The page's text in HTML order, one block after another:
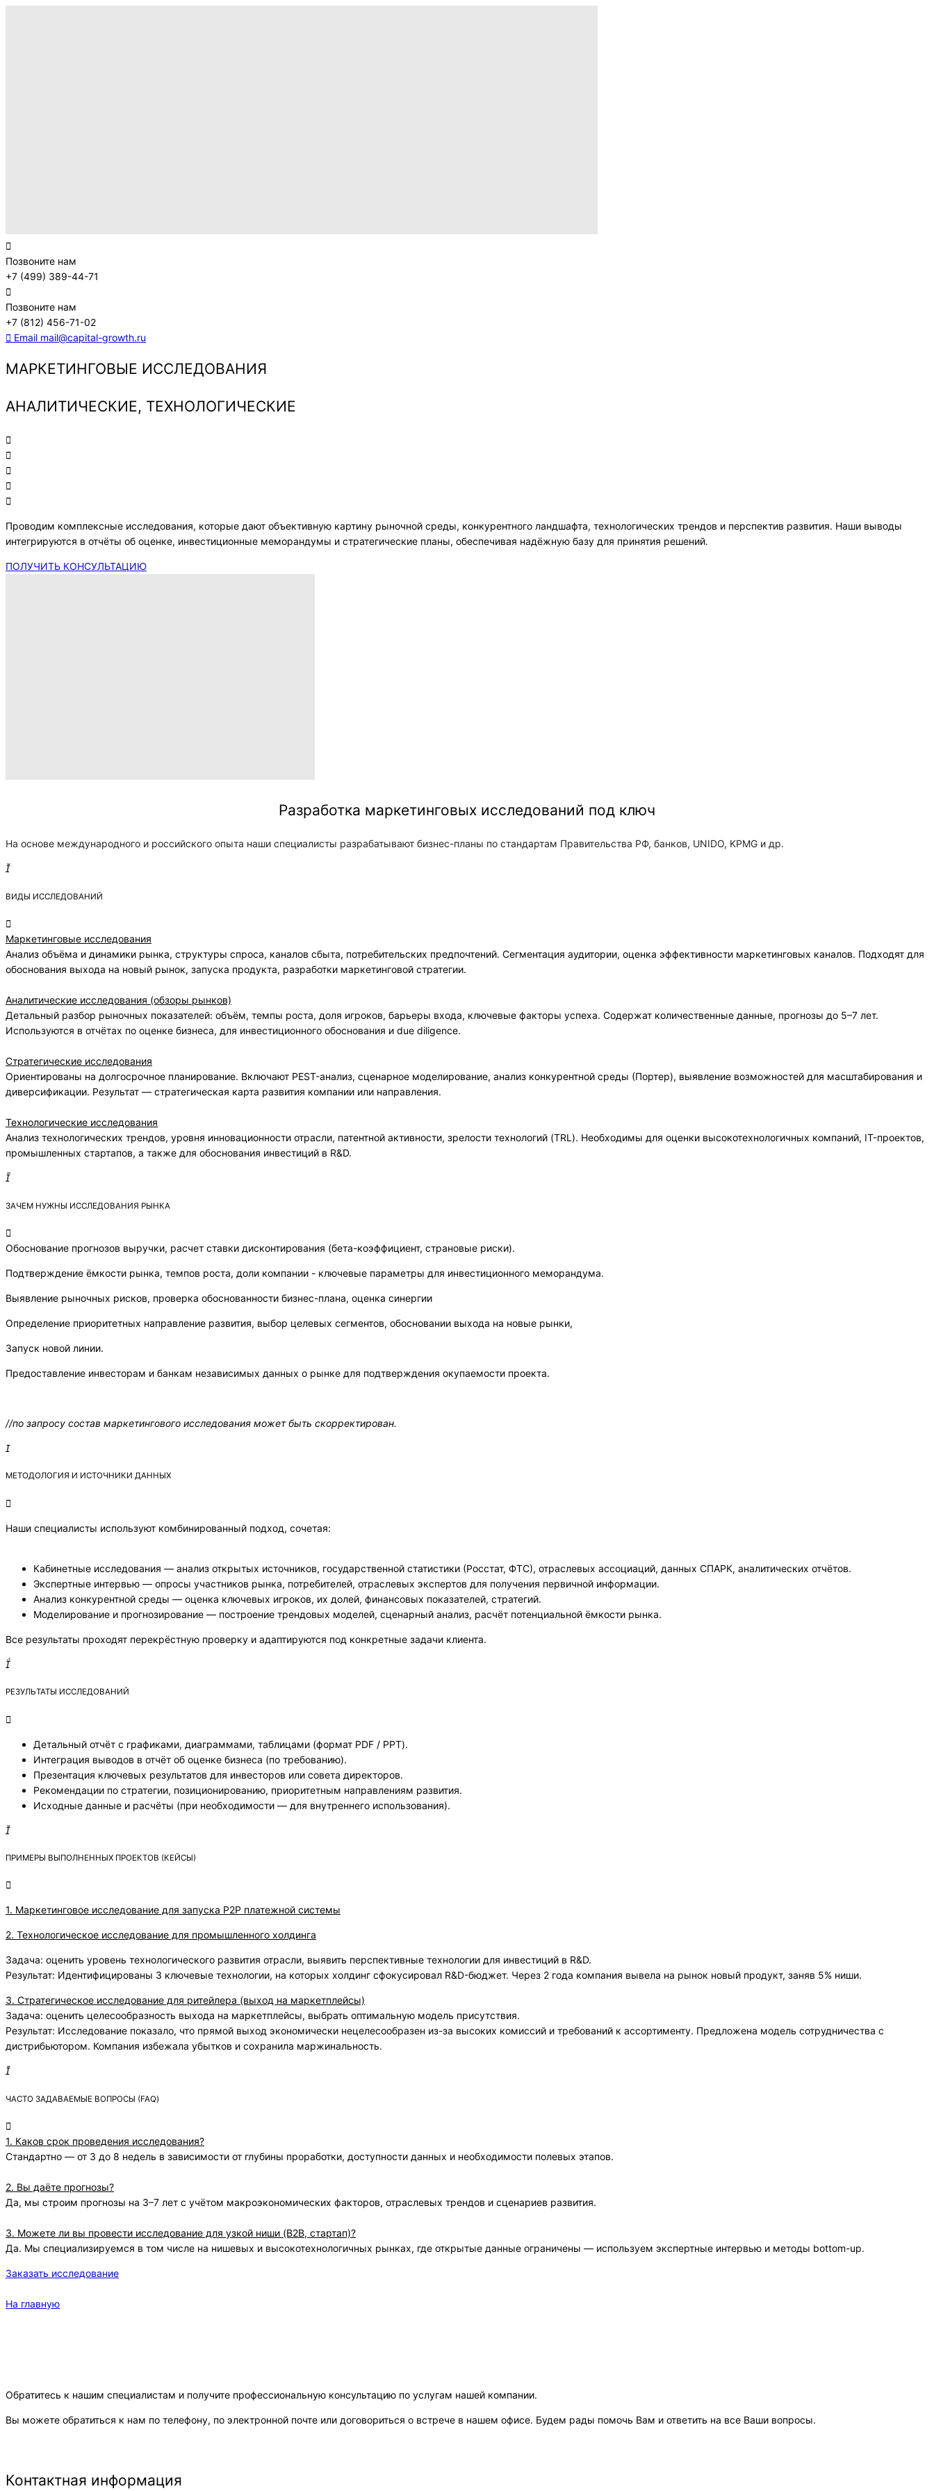
Позвоните нам
+7 (499) 389-44-71
Позвоните нам
+7 (812) 456-71-02
Email mail@capital-growth.ru
МАРКЕТИНГОВЫЕ ИССЛЕДОВАНИЯ
АНАЛИТИЧЕСКИЕ, ТЕХНОЛОГИЧЕСКИЕ
Проводим комплексные исследования, которые дают объективную картину рыночной среды, конкурентного ландшафта, технологических трендов и перспектив развития. Наши выводы
интегрируются в отчёты об оценке, инвестиционные меморандумы и стратегические планы, обеспечивая надёжную базу для принятия решений.
ПОЛУЧИТЬ КОНСУЛЬТАЦИЮ
Разработка маркетинговых исследований под ключ
На основе международного и российского опыта наши специалисты разрабатывают бизнес-планы по стандартам Правительства РФ, банков, UNIDO, KPMG и др.
ВИДЫ ИССЛЕДОВАНИЙ
Маркетинговые исследования
Анализ объёма и динамики рынка, структуры спроса, каналов сбыта, потребительских предпочтений. Сегментация аудитории, оценка эффективности маркетинговых каналов. Подходят для
обоснования выхода на новый рынок, запуска продукта, разработки маркетинговой стратегии.
Аналитические исследования (обзоры рынков)
Детальный разбор рыночных показателей: объём, темпы роста, доля игроков, барьеры входа, ключевые факторы успеха. Содержат количественные данные, прогнозы до 5–7 лет.
Используются в отчётах по оценке бизнеса, для инвестиционного обоснования и due diligence.
Стратегические исследования
Ориентированы на долгосрочное планирование. Включают PEST-анализ, сценарное моделирование, анализ конкурентной среды (Портер), выявление возможностей для масштабирования и
диверсификации. Результат — стратегическая карта развития компании или направления.
Технологические исследования
Анализ технологических трендов, уровня инновационности отрасли, патентной активности, зрелости технологий (TRL). Необходимы для оценки высокотехнологичных компаний, IT-проектов,
промышленных стартапов, а также для обоснования инвестиций в R&D.
ЗАЧЕМ НУЖНЫ ИССЛЕДОВАНИЯ РЫНКА
Обоснование прогнозов выручки, расчет ставки дисконтирования (бета-коэффициент, страновые риски).
Подтверждение ёмкости рынка, темпов роста, доли компании - ключевые параметры для инвестиционного меморандума.
Выявление рыночных рисков, проверка обоснованности бизнес-плана, оценка синергии
Определение приоритетных направление развития, выбор целевых сегментов, обосновании выхода на новые рынки,
Запуск новой линии.
Предоставление инвесторам и банкам независимых данных о рынке для подтверждения окупаемости проекта.
//по запросу состав маркетингового исследования может быть скорректирован.
МЕТОДОЛОГИЯ И ИСТОЧНИКИ ДАННЫХ
Наши специалисты используют комбинированный подход, сочетая:
Кабинетные исследования — анализ открытых источников, государственной статистики (Росстат, ФТС), отраслевых ассоциаций, данных СПАРК, аналитических отчётов.
Экспертные интервью — опросы участников рынка, потребителей, отраслевых экспертов для получения первичной информации.
Анализ конкурентной среды — оценка ключевых игроков, их долей, финансовых показателей, стратегий.
Моделирование и прогнозирование — построение трендовых моделей, сценарный анализ, расчёт потенциальной ёмкости рынка.
Все результаты проходят перекрёстную проверку и адаптируются под конкретные задачи клиента.
РЕЗУЛЬТАТЫ ИССЛЕДОВАНИЙ
Детальный отчёт с графиками, диаграммами, таблицами (формат PDF / PPT).
Интеграция выводов в отчёт об оценке бизнеса (по требованию).
Презентация ключевых результатов для инвесторов или совета директоров.
Рекомендации по стратегии, позиционированию, приоритетным направлениям развития.
Исходные данные и расчёты (при необходимости — для внутреннего использования).
ПРИМЕРЫ ВЫПОЛНЕННЫХ ПРОЕКТОВ (КЕЙСЫ)
1. Маркетинговое исследование для запуска P2P платежной системы
2. Технологическое исследование для промышленного холдинга
Задача: оценить уровень технологического развития отрасли, выявить перспективные технологии для инвестиций в R&D.
Результат: Идентифицированы 3 ключевые технологии, на которых холдинг сфокусировал R&D-бюджет. Через 2 года компания вывела на рынок новый продукт, заняв 5% ниши.
3. Стратегическое исследование для ритейлера (выход на маркетплейсы)
Задача: оценить целесообразность выхода на маркетплейсы, выбрать оптимальную модель присутствия.
Результат: Исследование показало, что прямой выход экономически нецелесообразен из-за высоких комиссий и требований к ассортименту. Предложена модель сотрудничества с
дистрибьютором. Компания избежала убытков и сохранила маржинальность.
ЧАСТО ЗАДАВАЕМЫЕ ВОПРОСЫ (FAQ)
1. Каков срок проведения исследования?
Стандартно — от 3 до 8 недель в зависимости от глубины проработки, доступности данных и необходимости полевых этапов.
2. Вы даёте прогнозы?
Да, мы строим прогнозы на 3–7 лет с учётом макроэкономических факторов, отраслевых трендов и сценариев развития.
3. Можете ли вы провести исследование для узкой ниши (B2B, стартап)?
Да. Мы специализируемся в том числе на нишевых и высокотехнологичных рынках, где открытые данные ограничены — используем экспертные интервью и методы bottom-up.
Заказать исследование
На главную
Обратитесь к нашим специалистам и получите профессиональную консультацию по услугам нашей компании.
Вы можете обратиться к нам по телефону, по электронной почте или договориться о встрече в нашем офисе. Будем рады помочь Вам и ответить на все Ваши вопросы.
Контактная информация